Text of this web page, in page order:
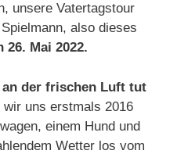
unsere Vatertagstour
also dieses
26. Mai 2022.
an der frischen Luft tut
wir uns erstmals 2016
einem Hund und
Wetter los vom